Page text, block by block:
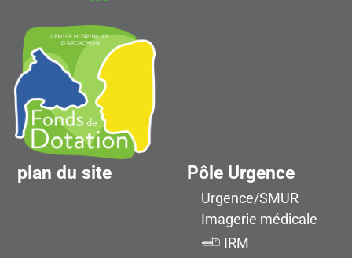
plan du site Pôle Urgence
Urgence/SMUR
Imagerie médicale
IRM